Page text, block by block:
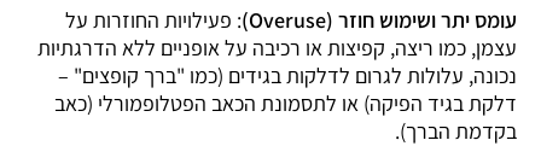
עומס יתר ושימוש חוזר (Overuse)
: פעילויות החוזרות על
עצמן, כמו ריצה, קפיצות או רכיבה על אופניים ללא הדרגתיות
נכונה, עלולות לגרום לדלקות בגידים (כמו "ברך קופצים" –
דלקת בגיד הפיקה) או לתסמונת הכאב הפטלופמורלי (כאב
בקדמת הברך).